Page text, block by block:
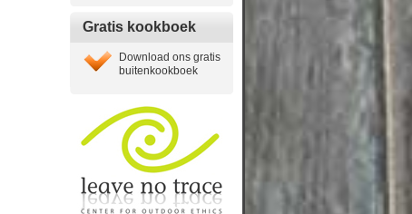
Gratis kookboek
Download ons gratis
buitenkookboek